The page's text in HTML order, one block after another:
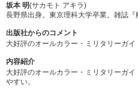
坂本 明(サカモト アキラ)
長野県出身。東京理科大学卒業。雑誌
出版社からのコメント
大好評のオールカラー・ミリタリーガ
内容紹介
大好評のオールカラー・ミリタリーガ
やすい。